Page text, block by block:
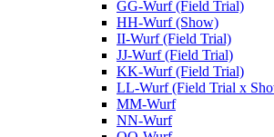
GG-Wurf (Field Trial)
HH-Wurf (Show)
II-Wurf (Field Trial)
JJ-Wurf (Field Trial)
KK-Wurf (Field Trial)
LL-Wurf (Field Trial x
MM-Wurf
NN-Wurf